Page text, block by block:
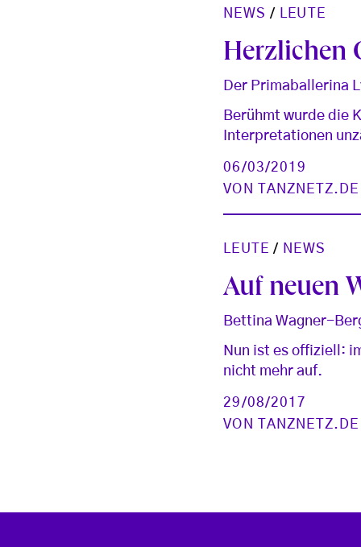
NEWS / LEUTE
Herzlichen
Der Primaballerina
Berühmt wurde die
Interpretationen
06/03/2019
VON
LEUTE / NEWS
Auf neuen
Bettina Wagner-
Nun ist es offiziell:
nicht mehr auf.
29/08/2017
VON